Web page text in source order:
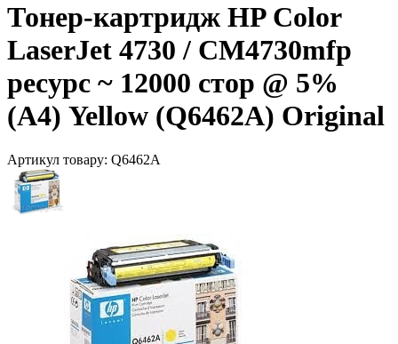
Тонер-картридж HP Color
LaserJet 4730 / CM4730mfp
ресурс ~ 12000 стор @ 5%
(A4) Yellow (Q6462A) Original
Артикул товару: Q6462A